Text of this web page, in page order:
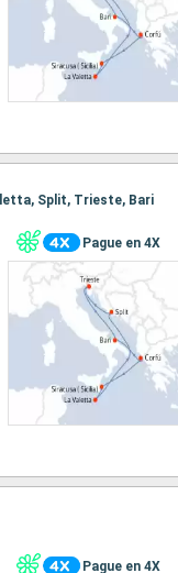
Split, Trieste, Bari
Pague en 4X
Pague en 4X